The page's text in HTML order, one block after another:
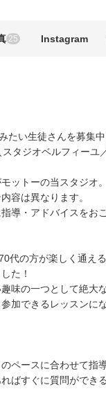
25 Instagram
たい生徒さんを募集中
タジオベルフィーユ／
ットーの当スタジオ。
容は異なります。
導・アドバイスをお
代の方が楽しく通え
た！
味の一つとして絶大
加できるレッスンに
ペースに合わせて指
ばすぐに質問ができ